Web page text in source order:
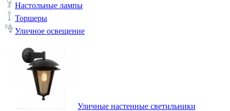
Настольные лампы
Торшеры
Уличное освещение
Уличные настенные светильники